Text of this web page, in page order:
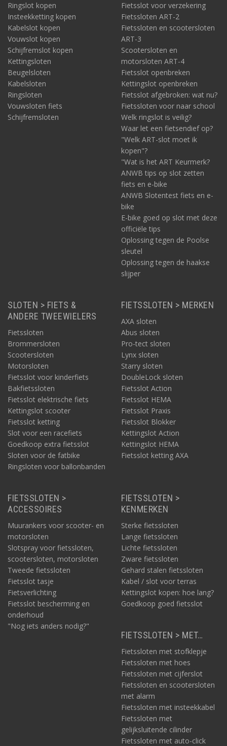
Ringslot kopen
Insteekketting kopen
Kabelslot kopen
Vouwslot kopen
Schijfremslot kopen
Kettingsloten
Beugelsloten
Kabelsloten
Ringsloten
Vouwsloten fiets
Schijfremsloten
Fietsslot voor verzekering
Fietssloten ART-2
Fietssloten en scootersloten
ART-3
Scootersloten en
motorsloten ART-4
Fietsslot openbreken
Kettingslot openbreken
Fietsslot afgebroken: wat nu?
Fietssloten voor naar school
Welk ringslot is veilig?
Waar let een fietsendief op?
"Welk ART-slot moet ik
kopen"?
"Wat is het ART Keurmerk?
ANWB tips op slot zetten
fiets en e-bike
ANWB Slotentest fiets en e-
bike
E-bike goed op slot met deze
officiële tips
Oplossing tegen de Poolse
sleutel
Oplossing tegen de haakse
slijper
SLOTEN > FIETS &
ANDERE TWEEWIELERS
Fietssloten
Brommersloten
Scootersloten
Motorsloten
Fietsslot voor kinderfiets
Bakfietssloten
Fietsslot elektrische fiets
Kettingslot scooter
Fietsslot ketting
Slot voor een racefiets
Goedkoop extra fietsslot
Sloten voor de fatbike
Ringsloten voor ballonbanden
FIETSSLOTEN > MERKEN
AXA sloten
Abus sloten
Pro-tect sloten
Lynx sloten
Starry sloten
DoubleLock sloten
Fietsslot Action
Fietsslot HEMA
Fietsslot Praxis
Fietsslot Blokker
Kettingslot Action
Kettingslot HEMA
Fietsslot ketting AXA
FIETSSLOTEN >
ACCESSOIRES
Muurankers voor scooter- en
motorsloten
Slotspray voor fietssloten,
scootersloten, motorsloten
Tweede fietssloten
Fietsslot tasje
Fietsverlichting
Fietsslot bescherming en
onderhoud
"Nog iets anders nodig?"
FIETSSLOTEN >
KENMERKEN
Sterke fietssloten
Lange fietssloten
Lichte fietssloten
Zware fietssloten
Gehard stalen fietssloten
Kabel / slot voor terras
Kettingslot kopen: hoe lang?
Goedkoop goed fietsslot
FIETSSLOTEN > MET…
Fietssloten met stofklepje
Fietssloten met hoes
Fietssloten met cijferslot
Fietssloten en scootersloten
met alarm
Fietssloten met insteekkabel
Fietssloten met
gelijksluitende cilinder
Fietssloten met auto-click